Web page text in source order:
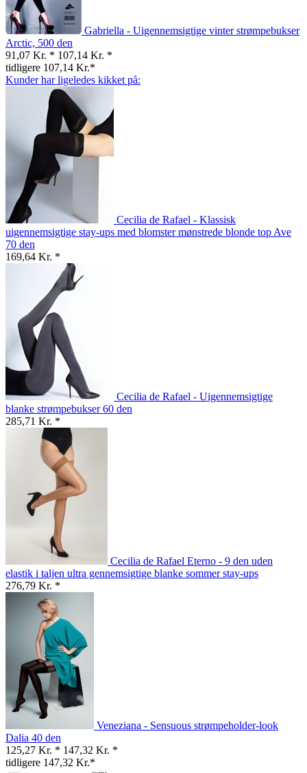
Gabriella - Uigennemsigtige vinter strømpebukser
Arctic, 500 den
91,07 Kr. * 107,14 Kr. *
tidligere 107,14 Kr.*
Kunder har ligeledes kikket på:
Cecilia de Rafael - Klassisk
uigennemsigtige stay-ups med blomster mønstrede blonde top Ave
70 den
169,64 Kr. *
Cecilia de Rafael - Uigennemsigtige
blanke strømpebukser 60 den
285,71 Kr. *
Cecilia de Rafael Eterno - 9 den uden
elastik i taljen ultra gennemsigtige blanke sommer stay-ups
276,79 Kr. *
Veneziana - Sensuous strømpeholder-look
Dalia 40 den
125,27 Kr. * 147,32 Kr. *
tidligere 147,32 Kr.*